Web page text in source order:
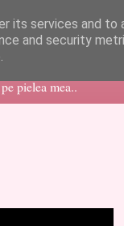
pielea mea..
its services and to
and security